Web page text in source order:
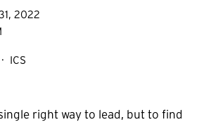
2022
ICS
right way to lead, but to find